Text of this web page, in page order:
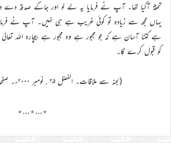
تحفۃً آگیا تھا۔ آپ نے فرمایا یہ لے لو اور جاکے صدقہ
یہاں مجھ سے زیادہ تو کوئی غریب ہے ہی نہیں۔ آپ نے فرمایا
ہے کتنا آسان ہے کہ جو مجبور ہے وہ مجبور ہے بیچارہ اللہ
کو قبول کرے گا۔
(لجنہ سے ملاقات۔ الفضل ۲۵؍نومبر ۲۰۰۰ء۔ صفحہ ۴۔ ریکارڈنگ ۶؍فروری ۲۰۰۰ء)
٭…٭…٭